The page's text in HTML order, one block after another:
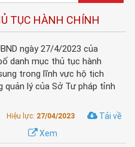
TỤC HÀNH CHÍNH
ngày 27/4/2023 của
danh mục thủ tục hành
trong lĩnh vực hộ tịch
quản lý của Sở Tư pháp tỉnh
Hiệu lực: 27/04/2023
Tải về
Xem